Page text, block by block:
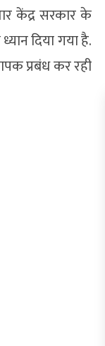
केंद्र सरकार के
दिया गया है.
प्रबंध कर रही